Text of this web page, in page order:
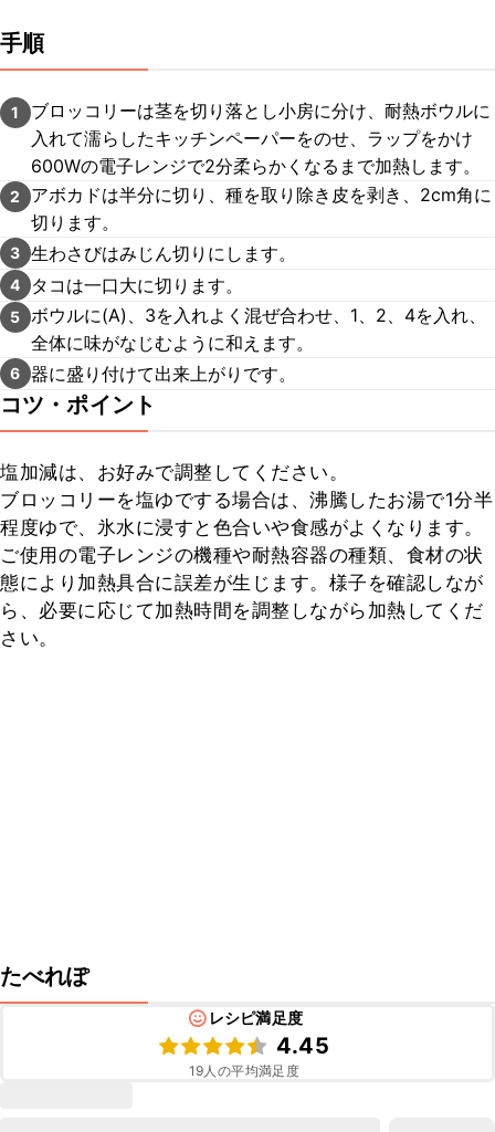
手順
1
ブロッコリーは茎を切り落とし小房に分け、耐熱ボウルに
入れて濡らしたキッチンペーパーをのせ、ラップをかけ
600Wの電子レンジで2分柔らかくなるまで加熱します。
2
アボカドは半分に切り、種を取り除き皮を剥き、2cm角に
切ります。
3 生わさびはみじん切りにします。
4 タコは一口大に切ります。
5 ボウルに(A)、3を入れよく混ぜ合わせ、1、2、4を入れ、
全体に味がなじむように和えます。
6 器に盛り付けて出来上がりです。
コツ・ポイント
塩加減は、お好みで調整してください。
ブロッコリーを塩ゆでする場合は、沸騰したお湯で1分半
程度ゆで、氷水に浸すと色合いや食感がよくなります。
ご使用の電子レンジの機種や耐熱容器の種類、食材の状
態により加熱具合に誤差が生じます。様子を確認しなが
ら、必要に応じて加熱時間を調整しながら加熱してくだ
さい。
たべれぽ
レシピ満足度
4.45
19人の平均満足度